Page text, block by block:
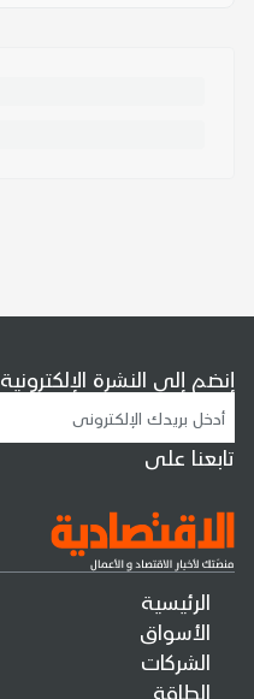
الرئيسية
الأسواق
الشركات
الطاقة
إنضم إلى النشرة الإلكترونية
تابعنا على